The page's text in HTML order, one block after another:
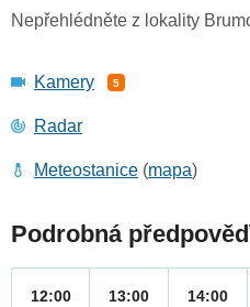
Nepřehlédněte z lokality
Kamery 5
Radar
Meteostanice (mapa)
Podrobná
12:00 13:00 14:00